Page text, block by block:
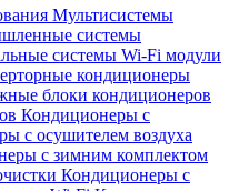
Мультисистемы
системы
системы Wi-Fi модули
кондиционеры
блоки кондиционеров
Кондиционеры с
с осушителем воздуха
с зимним комплектом
Кондиционеры с